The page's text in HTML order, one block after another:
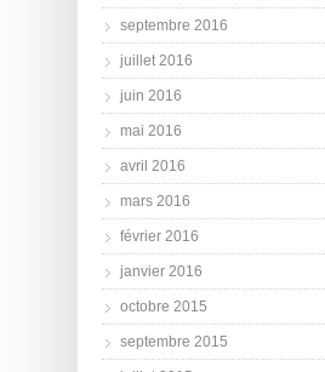
septembre 2016
juillet 2016
juin 2016
mai 2016
avril 2016
mars 2016
février 2016
janvier 2016
octobre 2015
septembre 2015